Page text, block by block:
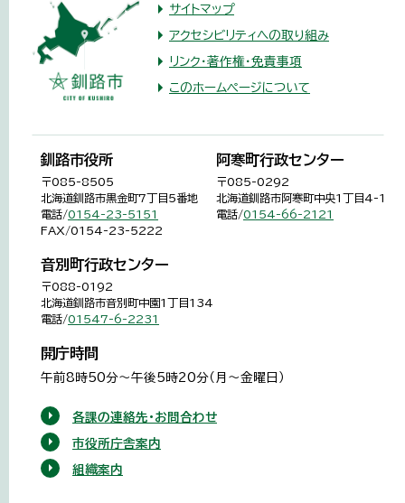
サイトマップ
アクセシビリティへの取り組み
リンク・著作権・免責事項
このホームページについて
釧路市役所
〒085-8505
北海道釧路市黒金町7丁目5番地
電話/0154-23-5151
FAX/0154-23-5222
阿寒町行政センター
〒085-0292
北海道釧路市阿寒町中央1丁目4-1
電話/0154-66-2121
音別町行政センター
〒088-0192
北海道釧路市音別町中園1丁目134
電話/01547-6-2231
開庁時間
午前8時50分～午後5時20分（月～金曜日）
各課の連絡先・お問合わせ
市役所庁舎案内
組織案内